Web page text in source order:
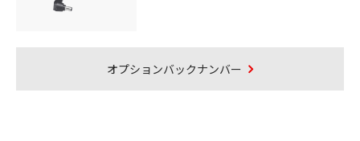
オプションバックナンバー